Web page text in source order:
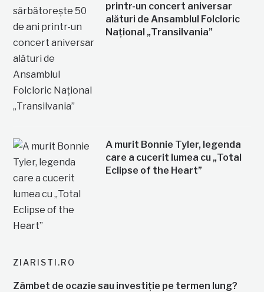
printr-un concert aniversar
alături de Ansamblul Folcloric
Național „Transilvania”
A murit Bonnie Tyler, legenda
care a cucerit lumea cu „Total
Eclipse of the Heart”
ZIARISTI.RO
Zâmbet de ocazie sau investiție pe termen lung?